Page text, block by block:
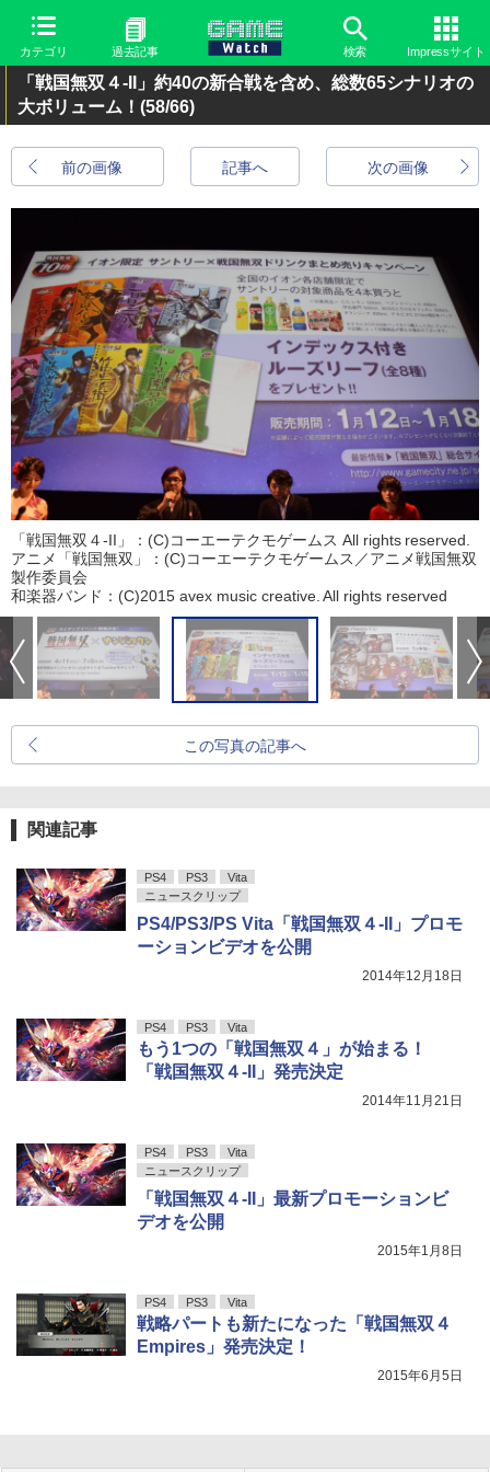
カテゴリ 過去記事 検索 Impressサイト
「戦国無双４-II」約40の新合戦を含め、総数65シナリオの
大ボリューム！ (58/66)
前の画像 次の画像
記事へ
「戦国無双４-II」：(C)コーエーテクモゲームス All rights reserved.
アニメ「戦国無双」：(C)コーエーテクモゲームス／アニメ戦国無双
製作委員会
和楽器バンド：(C)2015 avex music creative. All rights reserved
この写真の記事へ
関連記事
PS4 PS3
Vita
ニュースクリップ
PS4/PS3/PS Vita「戦国無双４-II」プロモ
ーションビデオを公開
2014年12月18日
PS4 PS3 Vita
もう1つの「戦国無双４」が始まる！
「戦国無双４-II」発売決定
2014年11月21日
PS4 PS3
Vita
ニュースクリップ
「戦国無双４-II」最新プロモーションビ
デオを公開
2015年1月8日
PS4 PS3 Vita
戦略パートも新たになった「戦国無双４
Empires」発売決定！
2015年6月5日